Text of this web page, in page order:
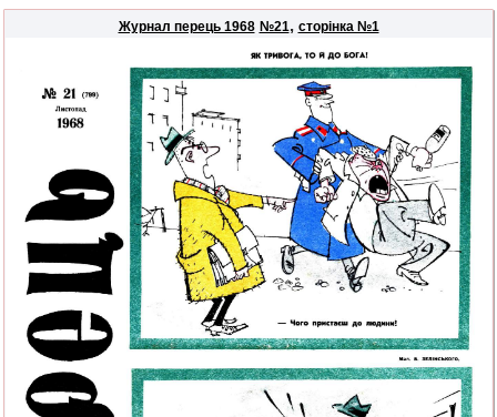
Журнал перець 1968 №21, сторінка №1